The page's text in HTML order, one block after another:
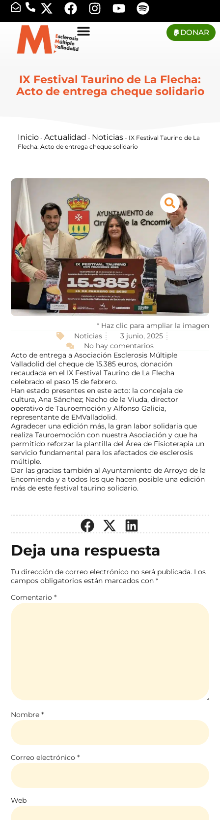
DONAR
IX Festival Taurino de La Flecha:
Acto de entrega cheque solidario
Inicio- Actualidad - Noticias- IX Festival Taurino de La
Flecha: Acto de entrega cheque solidario
* Haz clic para ampliar la imagen
Noticias
3 junio, 2025
No hay comentarios
Acto de entrega aAsociación Esclerosis Múltiple
Valladolid del cheque de 15.385 euros, donación
recaudada en el IX Festival Taurino de La Flecha
celebrado el paso 15 de febrero.
Han estado presentes en este acto: la concejala de
cultura, Ana Sánchez; Nacho de la Viuda, director
operativo de Tauroemoción y Alfonso Galicia,
representante de EMValladolid.
Agradecer una edición más, la gran labor solidaria que
realizaTauroemocióncon nuestra Asociación y que ha
permitido reforzar la plantilla del Área de Fisioterapia un
servicio fundamental para los afectados de esclerosis
múltiple.
Dar las gracias también al Ayuntamiento de Arroyo de la
Encomienday a todos los que hacen posible una edición
más de este festival taurino solidario.
Deja una respuesta
Tu dirección de correo electrónico no será publicada. Los
campos obligatorios están marcados con*
Comentario*
Nombre*
Correo electrónico*
Web